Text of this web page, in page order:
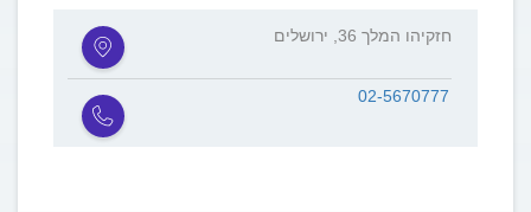
חזקיהו המלך 36, ירושלים
02-5670777